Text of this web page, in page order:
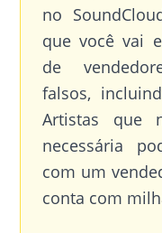
no
que você vai
de
falsos,
Artistas que
necessária
com um
conta com